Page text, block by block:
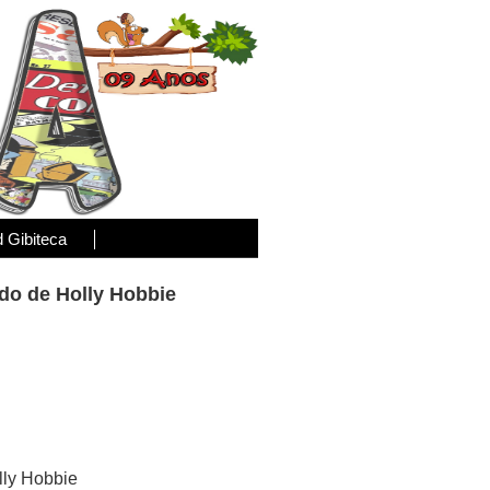
Gibiteca
de Holly Hobbie
Hobbie